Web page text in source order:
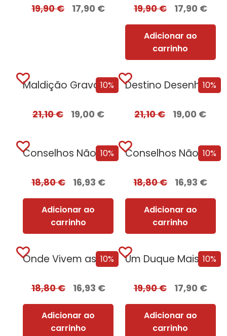
19,90€ 17,90 € 19,90€ 17,90 €
Adicionar ao
carrinho
10%
Maldição Gravada em Osso – Edição com EDGES
21,10€ 19,00 €
10%
Destino Desenhado a Sangue – Edição com EDGES
21,10€ 19,00 €
10%
Conselhos Não Solicitados de Vera Wong para Assassinos
18,80€ 16,93 €
Adicionar ao
carrinho
10%
Conselhos Não Solicitados de Vera Wong para Assassinos + Oferta O Sacrifício da Rainha
18,80€ 16,93 €
Adicionar ao
carrinho
10%
Onde Vivem as Estrelas
18,80€ 16,93 €
Adicionar ao
carrinho
10%
Um Duque Mais que Perfeito
19,90€ 17,90 €
Adicionar ao
carrinho